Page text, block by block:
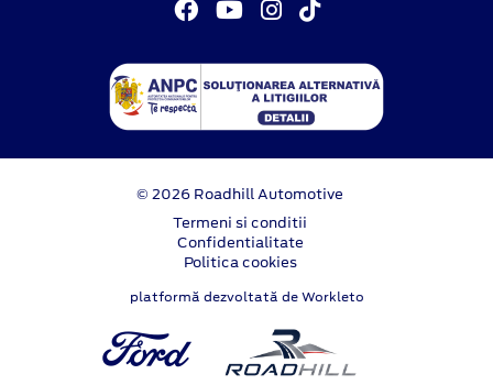
© 2026 Roadhill Automotive
Termeni si conditii
Confidentialitate
Politica cookies
platformă dezvoltată de Workleto